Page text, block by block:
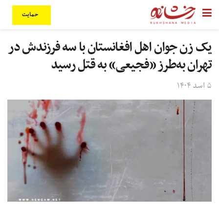
حمایت
یک زن جوان اهل افغانستان با سه فرزندش در
تهران به‌طرز «فجیعی» به قتل رسید
۵ اسد ۱۴۰۴